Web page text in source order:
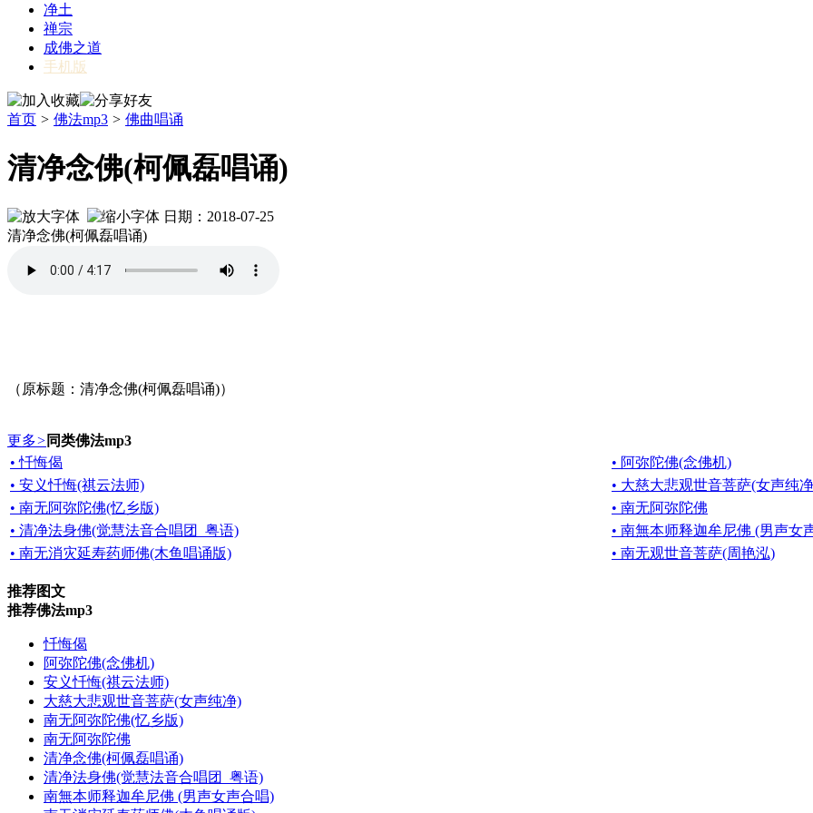
净土
禅宗
成佛之道
手机版
首页 > 佛法mp3 > 佛曲唱诵
清净念佛(柯佩磊唱诵)
日期：2018-07-25
清净念佛(柯佩磊唱诵)
（原标题：清净念佛(柯佩磊唱诵)）
更多> 同类佛法mp3
• 忏悔偈
• 阿弥陀佛(念佛机)
• 安义忏悔(祺云法师)
• 大慈大悲观世音菩萨(女声纯
• 南无阿弥陀佛(忆乡版)
• 南无阿弥陀佛
• 清净法身佛(觉慧法音合唱团_粤语)
• 南無本师释迦牟尼佛 (男声女
• 南无消灾延寿药师佛(木鱼唱诵版)
• 南无观世音菩萨(周艳泓)
推荐图文
推荐佛法mp3
忏悔偈
阿弥陀佛(念佛机)
安义忏悔(祺云法师)
大慈大悲观世音菩萨(女声纯净)
南无阿弥陀佛(忆乡版)
南无阿弥陀佛
清净念佛(柯佩磊唱诵)
清净法身佛(觉慧法音合唱团_粤语)
南無本师释迦牟尼佛 (男声女声合唱)